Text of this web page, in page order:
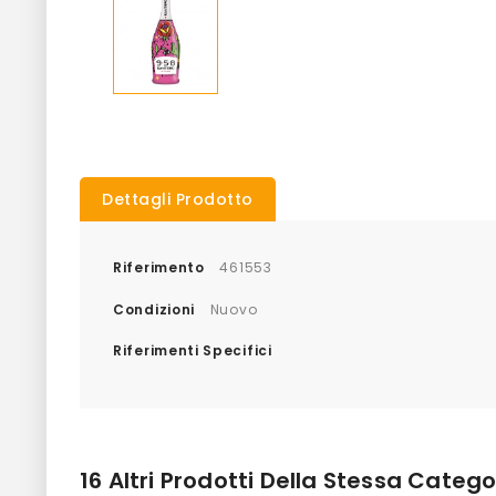
Dettagli Prodotto
Riferimento 461553
Condizioni Nuovo
Riferimenti Specifici
16 Altri Prodotti Della Stessa